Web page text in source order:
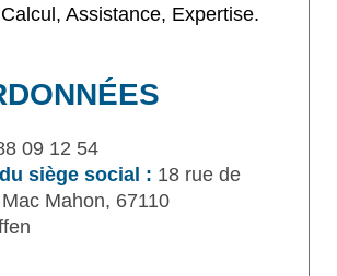
Assistance, Expertise.
09 12 54
siège social : 18 rue de
Mahon, 67110